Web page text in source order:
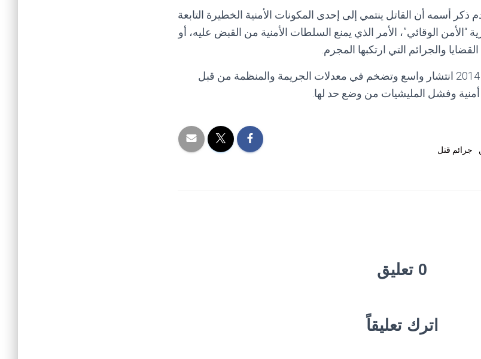
أسمه أن القاتل ينتمي إلى إحدى المكونات الأمنية الخطيرة التابعة
“الأمن الوقائي”، الأمر الذي يمنع السلطات الأمنية من القبض عليه، أو
والجرائم التي ارتكبها المجرم.
هذا وتشهد محافظة إب منذ أكتوبر 2014 انتشار واسع وتضخم في معدلات الجريمة والمنظمة من قبل
وفشل المليشيات من وضع حد لها.
جرائم قتل
0 تعليق
اترك تعليقاً